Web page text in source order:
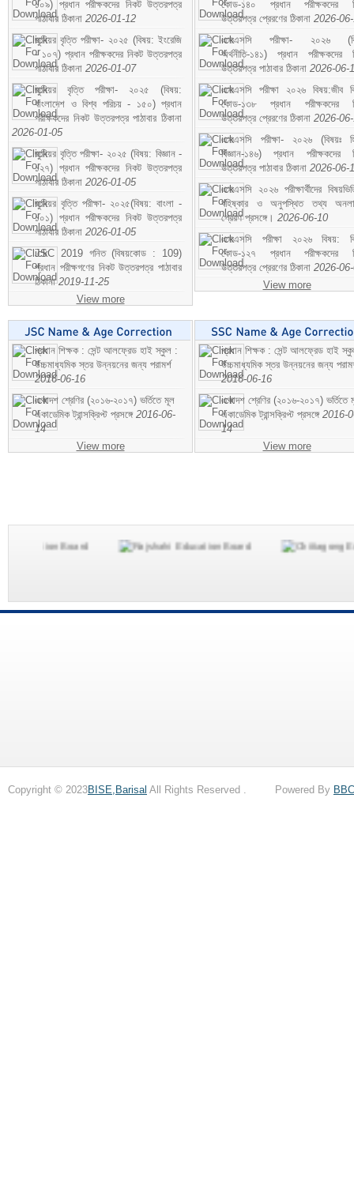
১০৯) প্রধান পরীক্ষকদের নিকট উত্তরপত্র
পাঠাবার ঠিকানা 2026-01-12
জুনিয়র বৃত্তি পরীক্ষা- ২০২৫ (বিষয়: ইংরেজি
- ১০৭) প্রধান পরীক্ষকদের নিকট উত্তরপত্র
পাঠাবার ঠিকানা 2026-01-07
জুনিয়র বৃত্তি পরীক্ষা- ২০২৫ (বিষয়:
বাংলাদেশ ও বিশ্ব পরিচয় - ১৫০) প্রধান
পরীক্ষকদের নিকট উত্তরপত্র পাঠাবার ঠিকানা
2026-01-05
জুনিয়র বৃত্তি পরীক্ষা- ২০২৫ (বিষয়: বিজ্ঞান -
১২৭) প্রধান পরীক্ষকদের নিকট উত্তরপত্র
পাঠাবার ঠিকানা 2026-01-05
জুনিয়র বৃত্তি পরীক্ষা- ২০২৫(বিষয়: বাংলা -
১০১) প্রধান পরীক্ষকদের নিকট উত্তরপত্র
পাঠাবার ঠিকানা 2026-01-05
JSC 2019 গনিত (বিষয়কোড : 109)
প্রধান পরীক্ষগণের নিকট উত্তরপত্র পাঠাবার
ঠিকানা2019-11-25
View more
কোড-১৪০ প্রধান পরীক্ষকদের
উত্তরপত্র প্রেরণের ঠিকানা 2026-
এসএসসি পরীক্ষা- ২০২৬
অর্থনীতি-১৪১) প্রধান পরীক্ষকদের
উত্তরপত্র পাঠাবার ঠিকানা 2026-06-
এসএসসি পরীক্ষা ২০২৬ বিষয়:জীব
কোড-১৩৮ প্রধান পরীক্ষকদের
উত্তরপত্র প্রেরণের ঠিকানা 2026-
এসএসসি পরীক্ষা- ২০২৬ (বিষয়ঃ
বিজ্ঞান-১৪৬) প্রধান পরীক্ষকদের
উত্তরপত্র পাঠাবার ঠিকানা 2026-06-
এসএসসি ২০২৬ পরীক্ষার্থীদের
বহিষ্কার ও অনুপস্থিত তথ্য
প্রেরণ প্রসঙ্গে। 2026-06-10
এসএসসি পরীক্ষা ২০২৬ বিষয়:
কোড-১২৭ প্রধান পরীক্ষকদের
উত্তরপত্র প্রেরণের ঠিকানা 2026-
View more
প্রধান শিক্ষক : সেন্ট আলফ্রেড হাই স্কুল :
উচ্চমাধ্যমিক স্তর উন্নয়নের জন্য পরামর্শ
2016-06-16
একাদশ শ্রেণির (২০১৬-২০১৭) ভর্তিতে মূল
একাডেমিক ট্রান্সক্রিপ্ট প্রসঙ্গে 2016-06-
14
View more
প্রধান শিক্ষক : সেন্ট আলফ্রেড হাই
উচ্চমাধ্যমিক স্তর উন্নয়নের জন্য
2016-06-16
একাদশ শ্রেণির (২০১৬-২০১৭) ভর্তিতে
একাডেমিক ট্রান্সক্রিপ্ট প্রসঙ্গে 2016-
14
View more
Copyright © 2023BISE,Barisal All Rights Reserved . Powered By